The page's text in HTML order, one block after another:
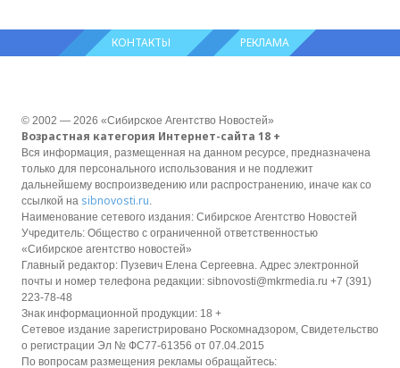
КОНТАКТЫ РЕКЛАМА
© 2002 — 2026 «Сибирское Агентство Новостей»
Возрастная категория Интернет-сайта 18 +
Вся информация, размещенная на данном ресурсе, предназначена
только для персонального использования и не подлежит
дальнейшему воспроизведению или распространению, иначе как со
ссылкой на sibnovosti.ru.
Наименование сетевого издания: Сибирское Агентство Новостей
Учредитель: Общество с ограниченной ответственностью
«Сибирское агентство новостей»
Главный редактор: Пузевич Елена Сергеевна. Адрес электронной
почты и номер телефона редакции: sibnovosti@mkrmedia.ru +7 (391)
223-78-48
Знак информационной продукции: 18 +
Сетевое издание зарегистрировано Роскомнадзором, Свидетельство
о регистрации Эл № ФС77-61356 от 07.04.2015
По вопросам размещения рекламы обращайтесь: